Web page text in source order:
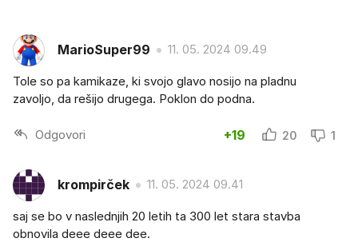
MarioSuper99 11. 05. 2024 09.49
Tole so pa kamikaze, ki svojo glavo nosijo na pladnu
zavoljo, da rešijo drugega. Poklon do podna.
Odgovori +19 20 1
krompirček 11. 05. 2024 09.41
saj se bo v naslednjih 20 letih ta 300 let stara stavba
obnovila deee deee dee.